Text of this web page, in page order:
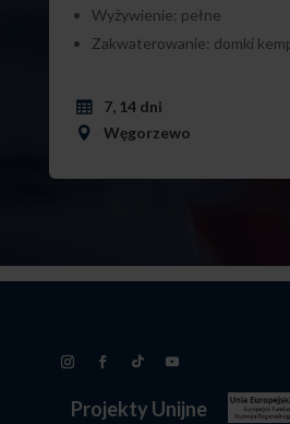
Wyżywienie: pełne
Zakwaterowanie: domki
7, 14 dni
Węgorzewo
Projekty Unijne